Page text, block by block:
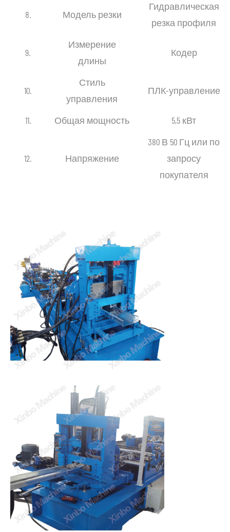
8. Модель резки
Гидравлическая
резка профиля
9.
Измерение
длины
Кодер
10.
Стиль
управления
ПЛК-управление
11. Общая мощность 5,5 кВт
12. Напряжение
380 В 50 Гц или по
запросу
покупателя